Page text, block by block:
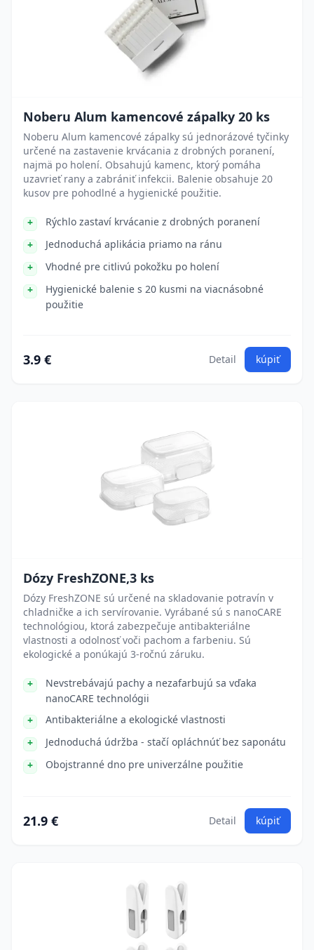
Noberu Alum kamencové zápalky 20 ks
Noberu Alum kamencové zápalky sú jednorázové tyčinky
určené na zastavenie krvácania z drobných poranení,
najmä po holení. Obsahujú kamenc, ktorý pomáha
uzavrieť rany a zabrániť infekcii. Balenie obsahuje 20
kusov pre pohodlné a hygienické použitie.
Rýchlo zastaví krvácanie z drobných poranení
Jednoduchá aplikácia priamo na ránu
Vhodné pre citlivú pokožku po holení
Hygienické balenie s 20 kusmi na viacnásobné
použitie
3.9 € Detail kúpiť
Dózy FreshZONE,3 ks
Dózy FreshZONE sú určené na skladovanie potravín v
chladničke a ich servírovanie. Vyrábané sú s nanoCARE
technológiou, ktorá zabezpečuje antibakteriálne
vlastnosti a odolnosť voči pachom a farbeniu. Sú
ekologické a ponúkajú 3-ročnú záruku.
Nevstrebávajú pachy a nezafarbujú sa vďaka
nanoCARE technológii
Antibakteriálne a ekologické vlastnosti
Jednoduchá údržba - stačí opláchnúť bez saponátu
Obojstranné dno pre univerzálne použitie
21.9 € Detail kúpiť